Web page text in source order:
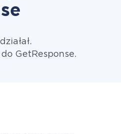
GetResponse.